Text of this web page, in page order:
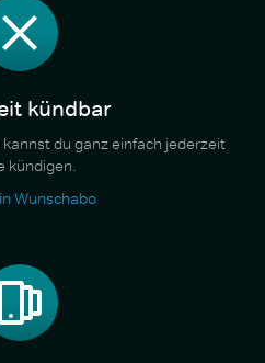
kündbar
du ganz einfach jederzeit
kündigen.
Wunschabo